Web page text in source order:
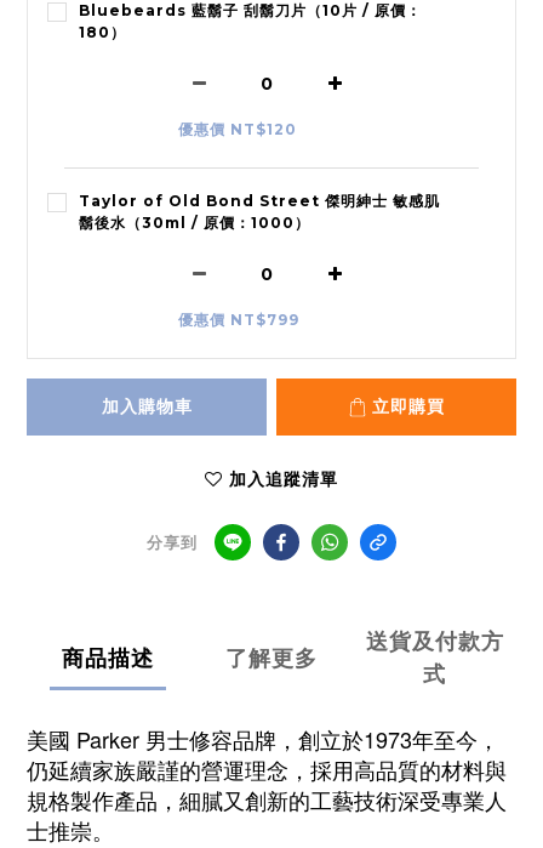
Bluebeards 藍鬍子 刮鬍刀片（10片 / 原價：
180）
優惠價 NT$120
Taylor of Old Bond Street 傑明紳士 敏感肌
鬍後水（30ml / 原價：1000）
優惠價 NT$799
加入購物車 立即購買
加入追蹤清單
分享到
商品描述 了解更多
送貨及付款方
式
美國 Parker 男士修容品牌，創立於1973年至今，
仍延續家族嚴謹的營運理念，採用高品質的材料與
規格製作產品，細膩又創新的工藝技術深受專業人
士推崇。